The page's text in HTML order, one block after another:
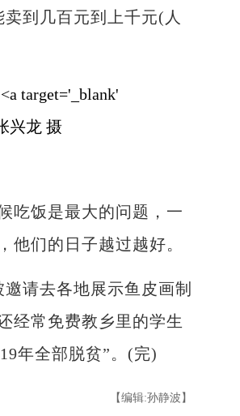
到几百元到上千元(人
饭是最大的问题，一
他们的日子越过越好。
请去各地展示鱼皮画制
经常免费教乡里的学生
年全部脱贫”。(完)
【编辑:孙静波】